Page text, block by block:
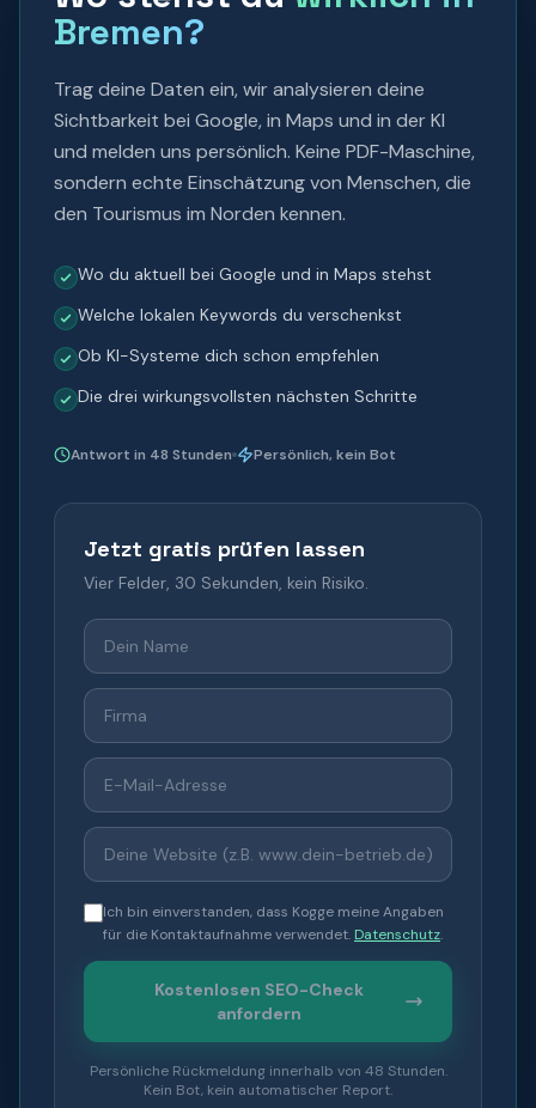
Bremen?
Trag deine Daten ein, wir analysieren deine
Sichtbarkeit bei Google, in Maps und in der KI
und melden uns persönlich. Keine PDF-Maschine,
sondern echte Einschätzung von Menschen, die
den Tourismus im Norden kennen.
Wo du aktuell bei Google und in Maps stehst
Welche lokalen Keywords du verschenkst
Ob KI-Systeme dich schon empfehlen
Die drei wirkungsvollsten nächsten Schritte
Antwort in 48 Stunden Persönlich, kein Bot
Jetzt gratis prüfen lassen
Vier Felder, 30 Sekunden, kein Risiko.
Ich bin einverstanden, dass Kogge meine Angaben
für die Kontaktaufnahme verwendet. Datenschutz.
Kostenlosen SEO-Check
anfordern
Persönliche Rückmeldung innerhalb von 48 Stunden.
Kein Bot, kein automatischer Report.